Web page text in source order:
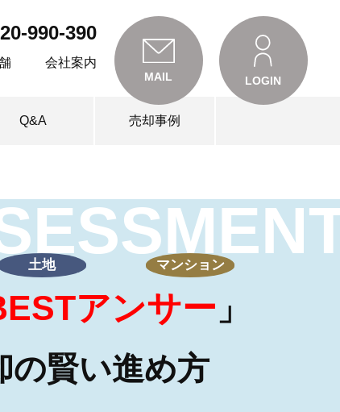
会社案内
990-390
MAIL LOGIN
Q&A 売却事例
土地 マンション
アンサー 」
賢い進め方